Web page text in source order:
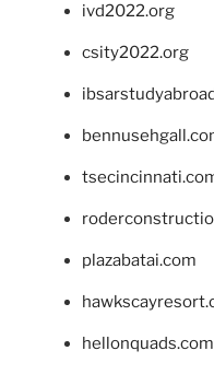
ivd2022.org
csity2022.org
plazabatai.com
hellonquads.com